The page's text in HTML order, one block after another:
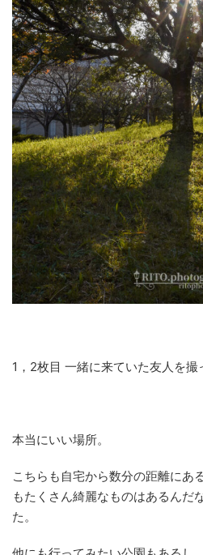
1，2枚目 一緒に来ていた友人を撮
本当にいい場所。
こちらも自宅から数分の距離にあ
もたくさん綺麗なものはあるんだ
た。